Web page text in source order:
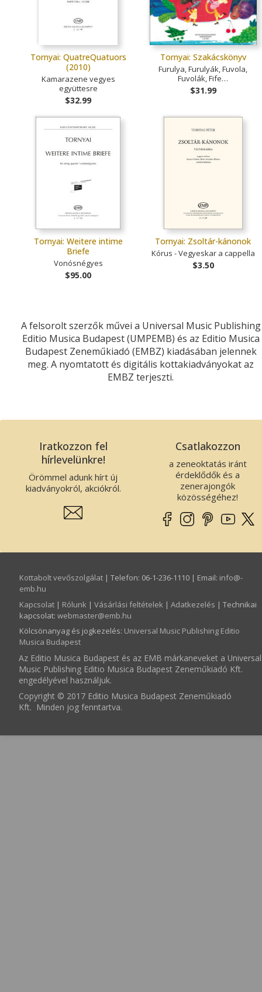
Tornyai: QuatreQuatuors
(2010)
Kamarazene vegyes
együttesre
$32.99
Tornyai: Szakácskönyv
Furulya, Furulyák, Fuvola,
Fuvolák, Fife…
$31.99
Tornyai: Weitere intime
Briefe
Vonósnégyes
$95.00
Tornyai: Zsoltár-kánonok
Kórus - Vegyeskar a cappella
$3.50
A felsorolt szerzők művei a Universal Music Publishing
Editio Musica Budapest (UMPEMB) és az Editio Musica
Budapest Zeneműkiadó (EMBZ) kiadásában jelennek
meg. A nyomtatott és digitális kottakiadványokat az
EMBZ terjeszti.
Iratkozzon fel
hírlevelünkre!
Örömmel adunk hírt új
kiadványokról, akciókról.
Csatlakozzon
a zeneoktatás iránt
érdeklődők és a
zenerajongók
közösségéhez!
Kottabolt vevőszolgálat | Telefon: 06-1-236-1110 | Email: info­@­
emb.hu
Kapcsolat | Rólunk | Vásárlási feltételek | Adatkezelés | Technikai
kapcsolat: webmaster­@­emb.hu
Kölcsönanyag és jogkezelés: Universal Music Publishing Editio
Musica Budapest
Az Editio Musica Budapest és az EMB márkaneveket a Universal
Music Publishing Editio Musica Budapest Zeneműkiadó Kft.
engedélyével használjuk.
Copyright © 2017 Editio Musica Budapest Zeneműkiadó
Kft. Minden jog fenntartva.